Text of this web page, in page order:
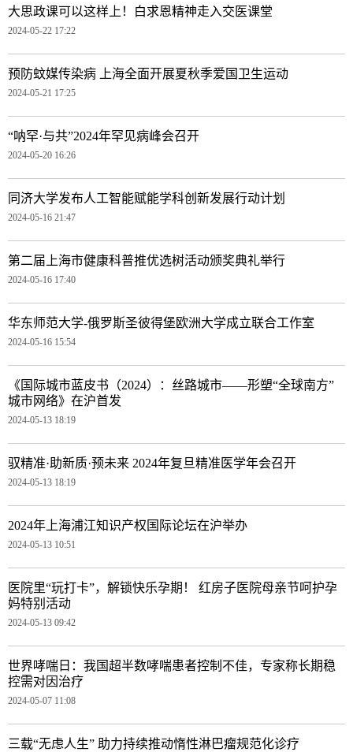
大思政课可以这样上！白求恩精神走入交医课堂
2024-05-22 17:22
预防蚊媒传染病 上海全面开展夏秋季爱国卫生运动
2024-05-21 17:25
“呐罕·与共”2024年罕见病峰会召开
2024-05-20 16:26
同济大学发布人工智能赋能学科创新发展行动计划
2024-05-16 21:47
第二届上海市健康科普推优选树活动颁奖典礼举行
2024-05-16 17:40
华东师范大学-俄罗斯圣彼得堡欧洲大学成立联合工作室
2024-05-16 15:54
《国际城市蓝皮书（2024）：丝路城市——形塑“全球南方”
城市网络》在沪首发
2024-05-13 18:19
驭精准·助新质·预未来 2024年复旦精准医学年会召开
2024-05-13 18:19
2024年上海浦江知识产权国际论坛在沪举办
2024-05-13 10:51
医院里“玩打卡”，解锁快乐孕期！ 红房子医院母亲节呵护孕
妈特别活动
2024-05-13 09:42
世界哮喘日：我国超半数哮喘患者控制不佳，专家称长期稳
控需对因治疗
2024-05-07 11:08
三载“无虑人生” 助力持续推动惰性淋巴瘤规范化诊疗